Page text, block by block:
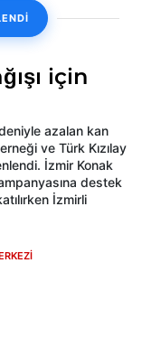
için
azalan kan
ve Türk Kızılay
İzmir Konak
destek
İzmirli